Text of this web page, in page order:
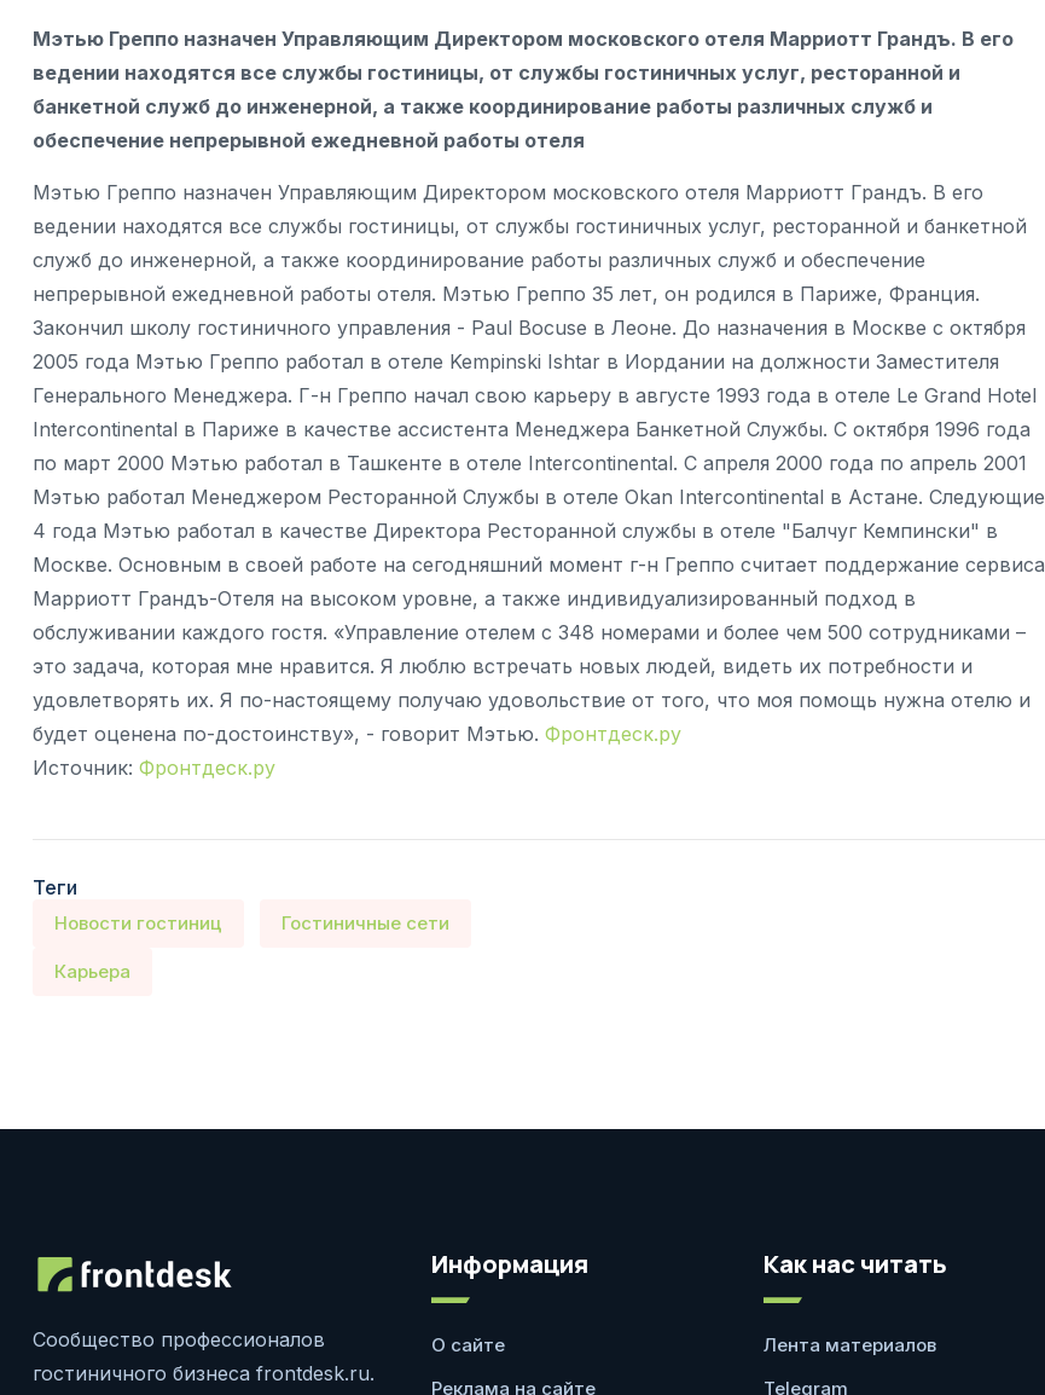
Мэтью Греппо назначен Управляющим Директором московского отеля Марриотт Грандъ. В его
ведении находятся все службы гостиницы, от службы гостиничных услуг, ресторанной и
банкетной служб до инженерной, а также координирование работы различных служб и
обеспечение непрерывной ежедневной работы отеля
Мэтью Греппо назначен Управляющим Директором московского отеля Марриотт Грандъ. В его
ведении находятся все службы гостиницы, от службы гостиничных услуг, ресторанной и банкетной
служб до инженерной, а также координирование работы различных служб и обеспечение
непрерывной ежедневной работы отеля. Мэтью Греппо 35 лет, он родился в Париже, Франция.
Закончил школу гостиничного управления - Paul Bocuse в Леоне. До назначения в Москве с октября
2005 года Мэтью Греппо работал в отеле Kempinski Ishtar в Иордании на должности Заместителя
Генерального Менеджера. Г-н Греппо начал свою карьеру в августе 1993 года в отеле Le Grand Hotel
Intercontinental в Париже в качестве ассистента Менеджера Банкетной Службы. С октября 1996 года
по март 2000 Мэтью работал в Ташкенте в отеле Intercontinental. С апреля 2000 года по апрель 2001
Мэтью работал Менеджером Ресторанной Службы в отеле Okan Intercontinental в Астане. Следующие
4 года Мэтью работал в качестве Директора Ресторанной службы в отеле "Балчуг Кемпински" в
Москве. Основным в своей работе на сегодняшний момент г-н Греппо считает поддержание сервиса
Марриотт Грандъ-Отеля на высоком уровне, а также индивидуализированный подход в
обслуживании каждого гостя. «Управление отелем с 348 номерами и более чем 500 сотрудниками –
это задача, которая мне нравится. Я люблю встречать новых людей, видеть их потребности и
удовлетворять их. Я по-настоящему получаю удовольствие от того, что моя помощь нужна отелю и
будет оценена по-достоинству», - говорит Мэтью. Фронтдеск.ру
Источник: Фронтдеск.ру
Теги
Новости гостиниц Гостиничные сети
Карьера
Сообщество профессионалов
гостиничного бизнеса frontdesk.ru.
Информация
О сайте
Реклама на сайте
Как нас читать
Лента материалов
Telegram